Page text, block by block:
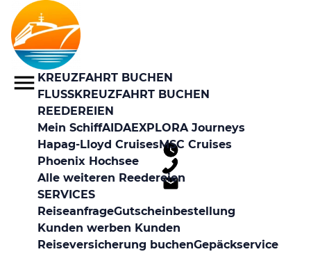
KREUZFAHRT BUCHEN
FLUSSKREUZFAHRT BUCHEN
REEDEREIEN
Mein SchiffAIDAEXPLORA Journeys
Hapag-Lloyd CruisesMSC Cruises
Phoenix Hochsee
Alle weiteren Reedereien
SERVICES
ReiseanfrageGutscheinbestellung
Kunden werben Kunden
Reiseversicherung buchenGepäckservice